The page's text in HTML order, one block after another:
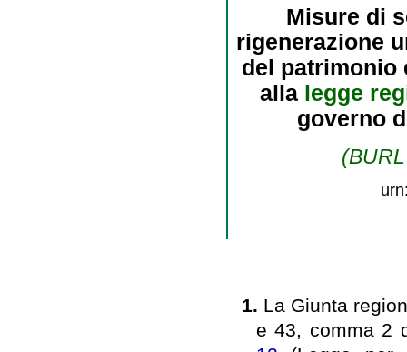
Misure di
rigenerazione
del patrimonio
alla legge
governo
1. La Giunta
e 43, comma 2